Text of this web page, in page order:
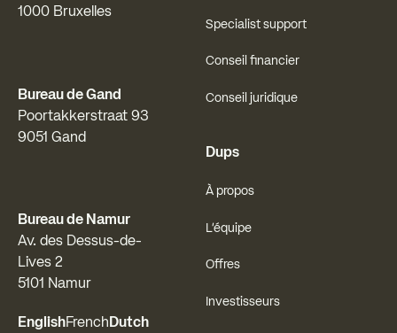
1000 Bruxelles
Bureau de Gand
Poortakkerstraat 93
9051 Gand
Bureau de Namur
Av. des Dessus-de-
Lives 2
5101 Namur
EnglishFrenchDutch
Specialist support
Conseil financier
Conseil juridique
Dups
À propos
L'équipe
Offres
Investisseurs